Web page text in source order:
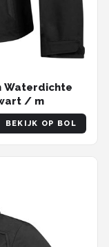
Waterdichte
/ m
BEKIJK OP BOL